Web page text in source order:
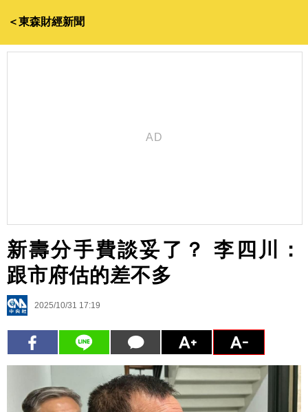
＜東森財經新聞
新壽分手費談妥了？ 李四川：
跟市府估的差不多
2025/10/31 17:19